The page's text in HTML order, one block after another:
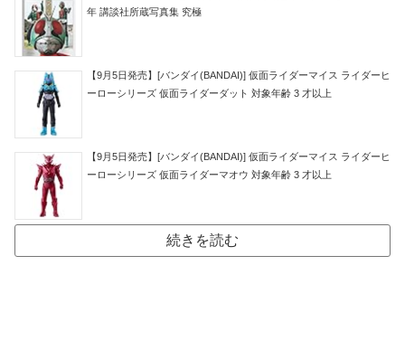
年 講談社所蔵写真集 究極
【9月5日発売】[バンダイ(BANDAI)] 仮面ライダーマイス ライダーヒ
ーローシリーズ 仮面ライダーダット 対象年齢 3 才以上
【9月5日発売】[バンダイ(BANDAI)] 仮面ライダーマイス ライダーヒ
ーローシリーズ 仮面ライダーマオウ 対象年齢 3 才以上
続きを読む